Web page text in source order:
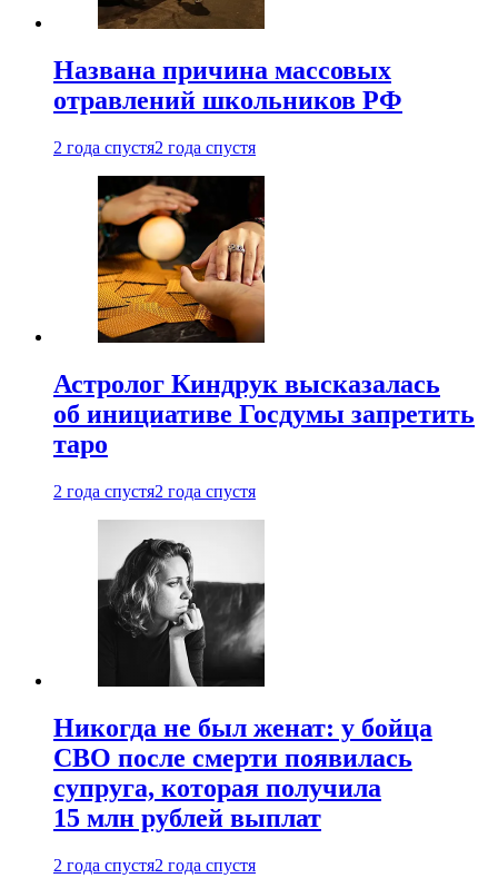
Названа причина массовых
отравлений школьников РФ
2 года спустя2 года спустя
Астролог Киндрук высказалась
об инициативе Госдумы запретить
таро
2 года спустя2 года спустя
Никогда не был женат: у бойца
СВО после смерти появилась
супруга, которая получила
15 млн рублей выплат
2 года спустя2 года спустя